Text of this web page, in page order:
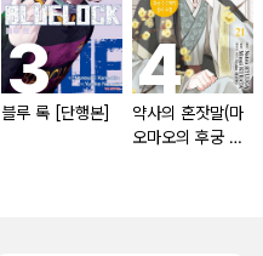
블루 록 [단행본]
약사의 혼잣말(마
오마오의 후궁 수